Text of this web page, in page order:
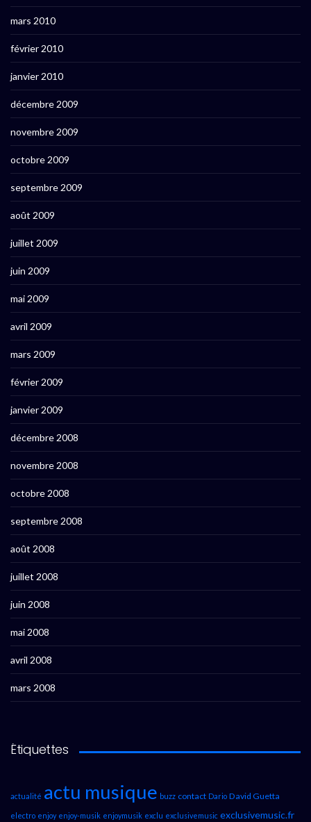
mars 2010
février 2010
janvier 2010
décembre 2009
novembre 2009
octobre 2009
septembre 2009
août 2009
juillet 2009
juin 2009
mai 2009
avril 2009
mars 2009
février 2009
janvier 2009
décembre 2008
novembre 2008
octobre 2008
septembre 2008
août 2008
juillet 2008
juin 2008
mai 2008
avril 2008
mars 2008
Étiquettes
actualité actu musique buzz contact Dario David Guetta
electro enjoy enjoy-musik enjoymusik exclu exclusivemusic exclusivemusic.fr